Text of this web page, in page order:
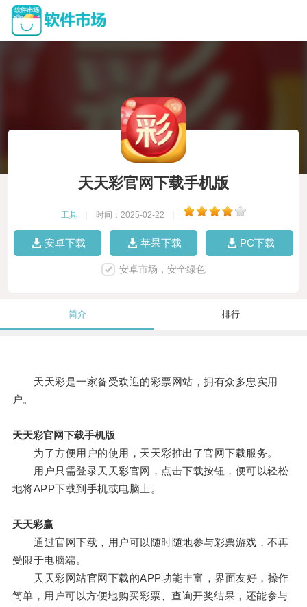
天天彩官网下载手机版
工具 时间：2025-02-22
安卓下载 苹果下载 PC下载
安卓市场，安全绿色
简介 排行
天天彩是一家备受欢迎的彩票网站，拥有众多忠实用
户。
天天彩官网下载手机版
为了方便用户的使用，天天彩推出了官网下载服务。
用户只需登录天天彩官网，点击下载按钮，便可以轻松
地将APP下载到手机或电脑上。
天天彩赢
通过官网下载，用户可以随时随地参与彩票游戏，不再
受限于电脑端。
天天彩网站官网下载的APP功能丰富，界面友好，操作
简单，用户可以方便地购买彩票、查询开奖结果，还能参与